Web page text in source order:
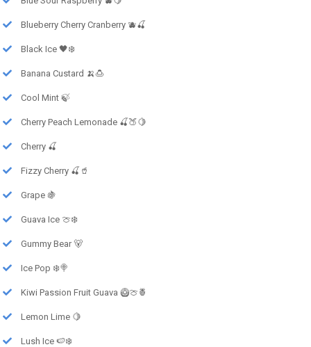
Blueberry Cherry Cranberry 🫐🍒
Black Ice 🖤❄️
Banana Custard 🍌🍮
Cool Mint 🍃
Cherry Peach Lemonade 🍒🍑🍋
Cherry 🍒
Fizzy Cherry 🍒🥤
Grape 🍇
Guava Ice 🍈❄️
Gummy Bear 🐻
Ice Pop ❄️🍭
Kiwi Passion Fruit Guava 🥝🍈🍍
Lemon Lime 🍋
Lush Ice 🍉❄️